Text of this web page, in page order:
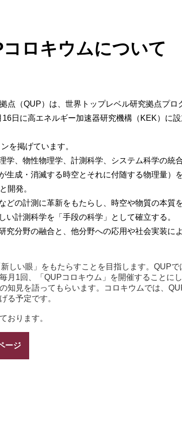
コロキウムについて
点（QUP）は、世界トップレベル研究拠点プ
日に高エネルギー加速器研究機構（KEK）に設
を掲げています。
学、物性物理学、計測科学、システム科学の統合
生成・消滅する時空とそれに付随する物理量）
開発。
どの計測に革新をもたらし、時空や物質の本質
い計測科学を「手段の科学」として確立する。
究分野の融合と、他分野への応用や社会実装に
しい眼」をもたらすことを目指します。QUP
月1回、「QUPコロキウム」を開催することに
知見を語ってもらいます。コロキウムでは、
る予定です。
おります。
ージ